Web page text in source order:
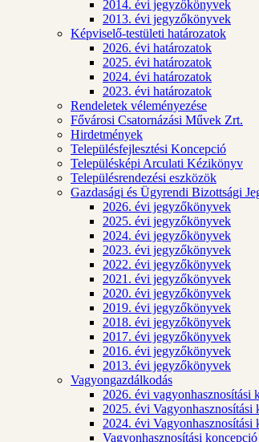
2014. évi jegyzőkönyvek
2013. évi jegyzőkönyvek
Képviselő-testületi határozatok
2026. évi határozatok
2025. évi határozatok
2024. évi határozatok
2023. évi határozatok
Rendeletek véleményezése
Fővárosi Csatornázási Művek Zrt.
Hirdetmények
Településfejlesztési Koncepció
Településképi Arculati Kézikönyv
Településrendezési eszközök
Gazdasági és Ügyrendi Bizottsági
2026. évi jegyzőkönyvek
2025. évi jegyzőkönyvek
2024. évi jegyzőkönyvek
2023. évi jegyzőkönyvek
2022. évi jegyzőkönyvek
2021. évi jegyzőkönyvek
2020. évi jegyzőkönyvek
2019. évi jegyzőkönyvek
2018. évi jegyzőkönyvek
2017. évi jegyzőkönyvek
2016. évi jegyzőkönyvek
2013. évi jegyzőkönyvek
Vagyongazdálkodás
2026. évi vagyonhasznosítási
2025. évi Vagyonhasznosítási
2024. évi Vagyonhasznosítási
Vagyonhasznosítási